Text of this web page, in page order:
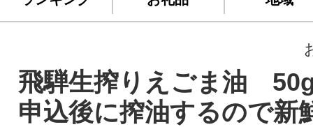
飛騨生搾りえごま油
申込後に搾油するので新